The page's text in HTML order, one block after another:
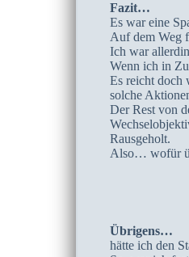
Fazit…
Es war eine
Auf dem Weg
Ich war
Wenn ich in
Es reicht doch
solche
Der Rest von
Rausgeholt.
Also… wofür
Übrigens…
hätte ich den